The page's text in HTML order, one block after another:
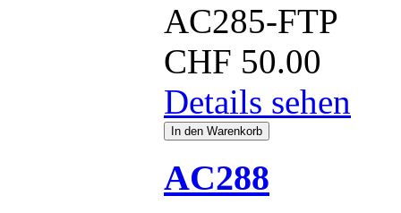
AC285-FTP
CHF 50.00
Details sehen
AC288